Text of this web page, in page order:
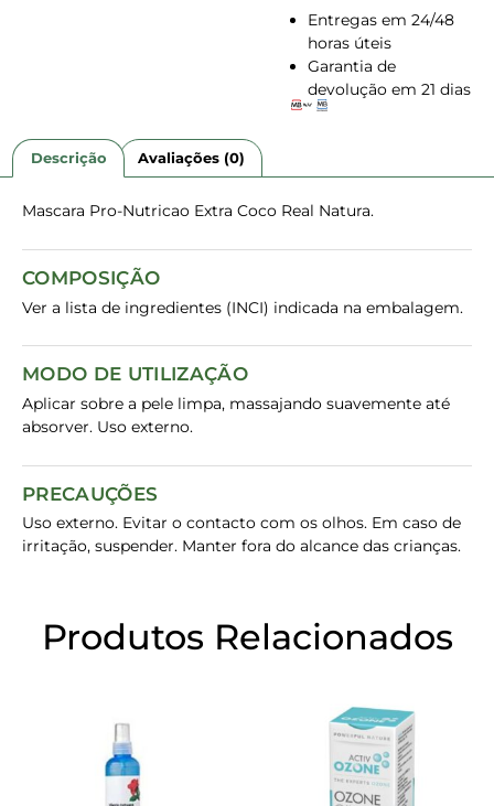
Entregas em 24/48
horas úteis
Garantia de
devolução em 21 dias
Descrição Avaliações (0)
Mascara Pro-Nutricao Extra Coco Real Natura.
COMPOSIÇÃO
Ver a lista de ingredientes (INCI) indicada na embalagem.
MODO DE UTILIZAÇÃO
Aplicar sobre a pele limpa, massajando suavemente até
absorver. Uso externo.
PRECAUÇÕES
Uso externo. Evitar o contacto com os olhos. Em caso de
irritação, suspender. Manter fora do alcance das crianças.
Produtos Relacionados